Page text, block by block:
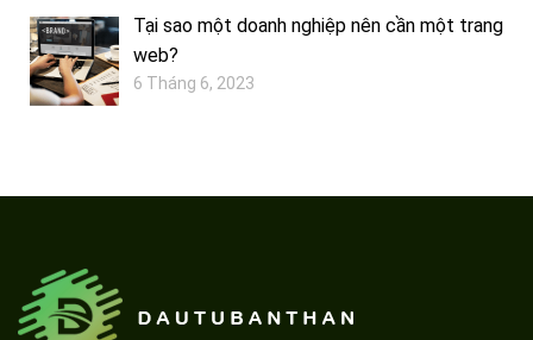
Tại sao một doanh nghiệp nên cần một trang
web?
6 Tháng 6, 2023